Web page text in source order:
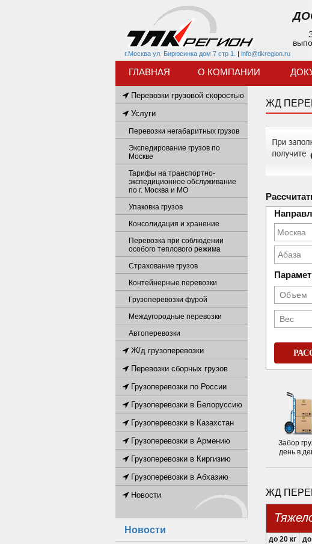
г.Москва ул. Бирюсинка дом 7 стр 1. | info@tlkregion.ru
ГЛАВНАЯ О КОМПАНИИ
ЖД
Абаза
Забор
день в
ЖД
до 20 кг до
Перевозки грузовой скоростью
Услуги
Перевозки негабаритных грузов
Экспедирование грузов по
Москве
Тарифы на транспортно-
экспедиционное обслуживание
по г. Москва и МО
Упаковка грузов
Консолидация и хранение
Перевозка при соблюдении
особого теплового режима
Страхование грузов
Контейнерные перевозки
Грузоперевозки фурой
Междугородные перевозки
Автоперевозки
Ж/д грузоперевозки
Перевозки сборных грузов
Грузоперевозки по России
Грузоперевозки в Белоруссию
Грузоперевозки в Казахстан
Грузоперевозки в Армению
Грузоперевозки в Киргизию
Грузоперевозки в Абхазию
Новости
Новости